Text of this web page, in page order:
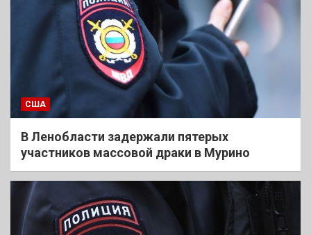
США
В Ленобласти задержали пятерых
участников массовой драки в Мурино